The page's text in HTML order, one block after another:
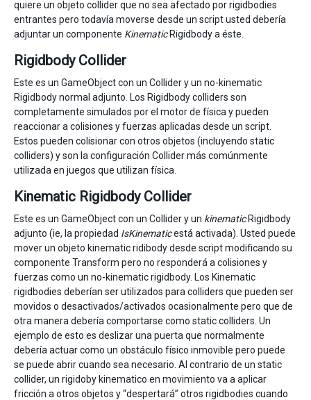
quiere un objeto collider que no sea afectado por rigidbodies
entrantes pero todavía moverse desde un script usted debería
adjuntar un componente KinematicRigidbody a éste.
Rigidbody Collider
Este es un GameObject con un Collider y un no-kinematic
Rigidbody normal adjunto. Los Rigidbody colliders son
completamente simulados por el motor de física y pueden
reaccionar a colisiones y fuerzas aplicadas desde un script.
Estos pueden colisionar con otros objetos (incluyendo static
colliders) y son la configuración Collider más comúnmente
utilizada en juegos que utilizan física.
Kinematic Rigidbody Collider
Este es un GameObject con un Collider y un kinematicRigidbody
adjunto (ie, la propiedad IsKinematicestá activada). Usted puede
mover un objeto kinematic ridibody desde script modificando su
componente Transform pero no responderá a colisiones y
fuerzas como un no-kinematic rigidbody. Los Kinematic
rigidbodies deberían ser utilizados para colliders que pueden ser
movidos o desactivados/activados ocasionalmente pero que de
otra manera debería comportarse como static colliders. Un
ejemplo de esto es deslizar una puerta que normalmente
debería actuar como un obstáculo físico inmovible pero puede
se puede abrir cuando sea necesario. Al contrario de un static
collider, un rigidoby kinematico en movimiento va a aplicar
fricción a otros objetos y “despertará” otros rigidbodies cuando